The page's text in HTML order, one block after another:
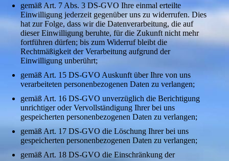
gemäß Art. 7 Abs. 3 DS-GVO Ihre einmal erteilte
Einwilligung jederzeit gegenüber uns zu widerrufen. Dies
hat zur Folge, dass wir die Datenverarbeitung, die auf
dieser Einwilligung beruhte, für die Zukunft nicht mehr
fortführen dürfen; bis zum Widerruf bleibt die
Rechtmäßigkeit der Verarbeitung aufgrund der
Einwilligung unberührt;
gemäß Art. 15 DS-GVO Auskunft über Ihre von uns
verarbeiteten personenbezogenen Daten zu verlangen;
gemäß Art. 16 DS-GVO unverzüglich die Berichtigung
unrichtiger oder Vervollständigung Ihrer bei uns
gespeicherten personenbezogenen Daten zu verlangen;
gemäß Art. 17 DS-GVO die Löschung Ihrer bei uns
gespeicherten personenbezogenen Daten zu verlangen;
gemäß Art. 18 DS-GVO die Einschränkung der